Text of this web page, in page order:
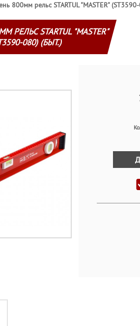
800мм рельс STARTUL "MASTER"
РЕЛЬС STARTUL "MASTER"
080) (БЫТ.)